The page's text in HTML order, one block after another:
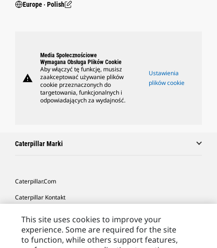
Europe ‧ Polish
warning
Media Społecznościowe
Wymagana Obsługa Plików Cookie
Aby włączyć tę funkcję, musisz
zaakceptować używanie plików
cookie przeznaczonych do
targetowania, funkcjonalnych i
odpowiadających za wydajność.
Ustawienia
plików cookie
Caterpillar Marki
Caterpillar.com
Caterpillar Kontakt
Moje Preferencje Marketingowe
Site Map
This site uses cookies to improve your
experience. Some are required for the site
to function, while others support features,